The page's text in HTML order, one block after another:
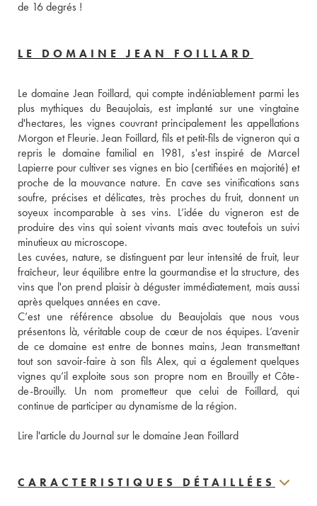
LE DOMAINE JEAN FOILLARD
Le domaine Jean Foillard, qui compte indéniablement parmi les
plus mythiques du Beaujolais, est implanté sur une vingtaine
d'hectares, les vignes couvrant principalement les appellations
Morgon et Fleurie. Jean Foillard, fils et petit-fils de vigneron qui a
repris le domaine familial en 1981, s'est inspiré de Marcel
Lapierre pour cultiver ses vignes en bio (certifiées en majorité) et
proche de la mouvance nature. En cave ses vinifications sans
soufre, précises et délicates, très proches du fruit, donnent un
soyeux incomparable à ses vins. L’idée du vigneron est de
produire des vins qui soient vivants mais avec toutefois un suivi
minutieux au microscope.
Les cuvées, nature, se distinguent par leur intensité de fruit, leur
fraîcheur, leur équilibre entre la gourmandise et la structure, des
vins que l'on prend plaisir à déguster immédiatement, mais aussi
après quelques années en cave.
C’est une référence absolue du Beaujolais que nous vous
présentons là, véritable coup de cœur de nos équipes. L’avenir
de ce domaine est entre de bonnes mains, Jean transmettant
tout son savoir-faire à son fils Alex, qui a également quelques
vignes qu’il exploite sous son propre nom en Brouilly et Côte-
de-Brouilly. Un nom prometteur que celui de Foillard, qui
continue de participer au dynamisme de la région.
Lire l'article du Journal sur le domaine Jean Foillard
CARACTERISTIQUES DÉTAILLÉES